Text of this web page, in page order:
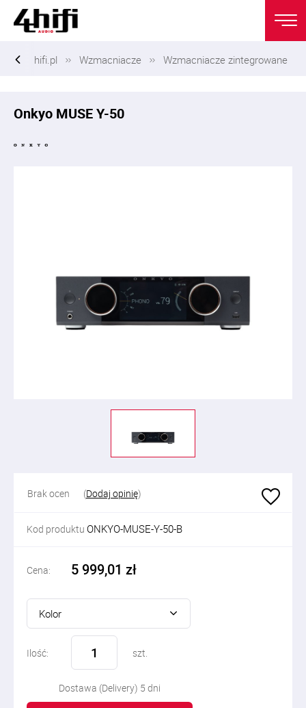
hifi.pl Wzmacniacze Wzmacniacze zintegrowane
Onkyo MUSE Y-50
Brak ocen (Dodaj opinię)
Kod produktu ONKYO-MUSE-Y-50-B
Cena: 5 999,01 zł
Kolor
Ilość: szt.
Dostawa (Delivery) 5 dni